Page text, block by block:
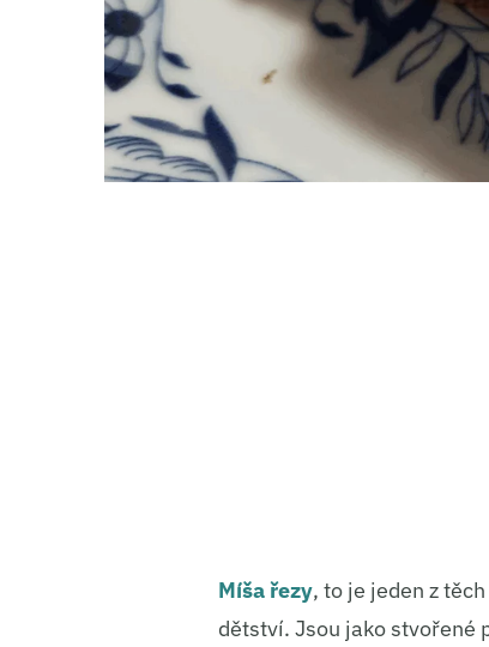
Míša řezy, to je jeden z
dětství. Jsou jako stvořené